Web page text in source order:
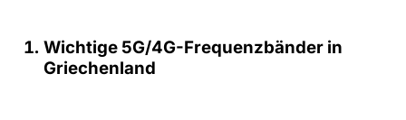
Wichtige 5G/4G-Frequenzbänder in
Griechenland